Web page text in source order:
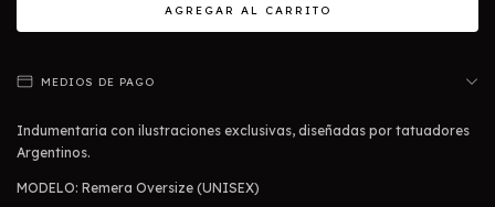
MEDIOS DE PAGO
Indumentaria con ilustraciones exclusivas, diseñadas por tatuadores
Argentinos.
MODELO: Remera Oversize (UNISEX)